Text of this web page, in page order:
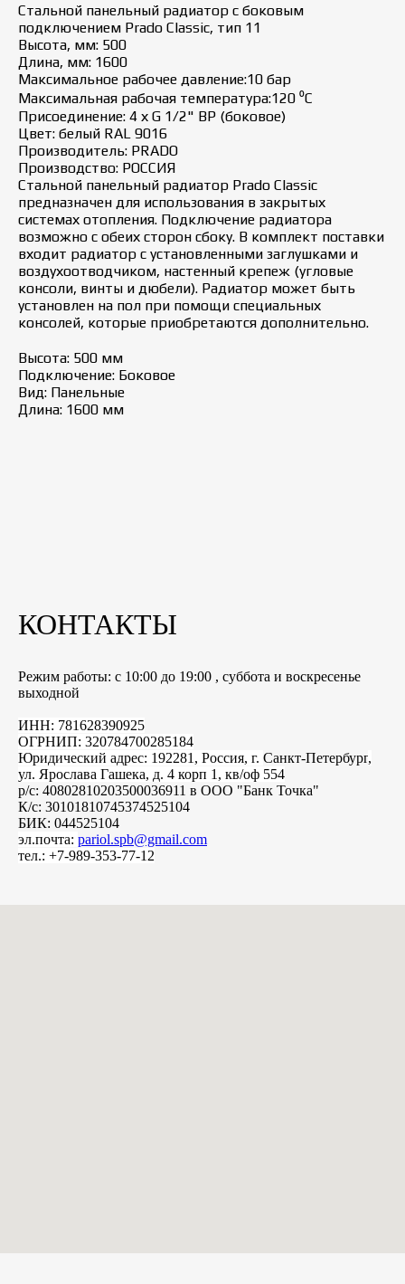
Стальной панельный радиатор с боковым
подключением Prado Classic, тип 11
Высота, мм: 500
Длина, мм: 1600
Максимальное рабочее давление:10 бар
Максимальная рабочая температура:120 ⁰С
Присоединение: 4 х G 1/2" ВР (боковое)
Цвет: белый RAL 9016
Производитель: PRADO
Производство: РОССИЯ
Стальной панельный радиатор Prado Classic
предназначен для использования в закрытых
системах отопления. Подключение радиатора
возможно с обеих сторон сбоку. В комплект поставки
входит радиатор с установленными заглушками и
воздухоотводчиком, настенный крепеж (угловые
консоли, винты и дюбели). Радиатор может быть
установлен на пол при помощи специальных
консолей, которые приобретаются дополнительно.
Высота: 500 мм
Подключение: Боковое
Вид: Панельные
Длина: 1600 мм
КОНТАКТЫ
Режим работы: с 10:00 до 19:00 , суббота и воскресенье
выходной
ИНН: 781628390925
ОГРНИП: 320784700285184
Юридический адрес: 192281, Россия, г. Санкт-Петербург,
ул. Ярослава Гашека, д. 4 корп 1, кв/оф 554
р/с: 40802810203500036911 в ООО "Банк Точка"
К/с: 30101810745374525104
БИК: 044525104
эл.почта: pariol.spb@gmail.com
тел.: +7-989-353-77-12